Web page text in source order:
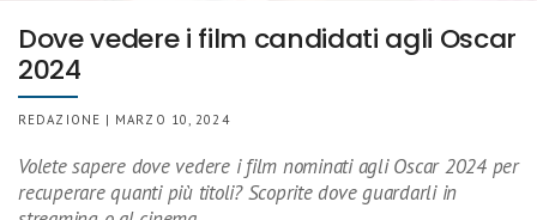
Dove vedere i film candidati agli Oscar
2024
REDAZIONE | MARZO 10, 2024
Volete sapere dove vedere i film nominati agli Oscar 2024 per
recuperare quanti più titoli? Scoprite dove guardarli in